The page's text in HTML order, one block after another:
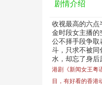
剧情介绍
收视最高的六点
金时段女主播的
公不择手段争取
斗，只求不被同
水，却忘了身后
港剧《新闻女王粤
目，有好看的香港